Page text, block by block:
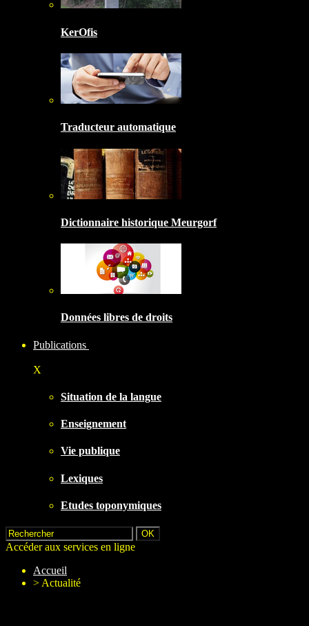
KerOfis
Traducteur automatique
Dictionnaire historique Meurgorf
Données libres de droits
Publications
X
Situation de la langue
Enseignement
Vie publique
Lexiques
Etudes toponymiques
Accéder aux services en ligne
Accueil
> Actualité